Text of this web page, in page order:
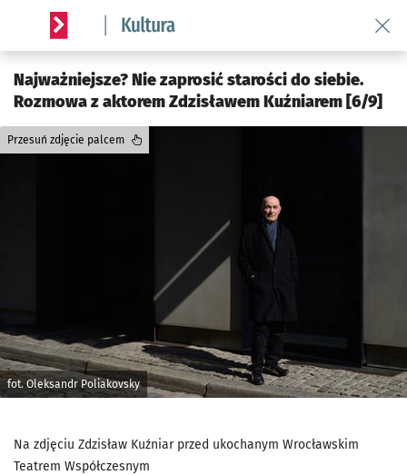
Serwis informacyjny wroclaw.pl podserwis: Kultura
Najważniejsze? Nie zaprosić starości do siebie.
Rozmowa z aktorem Zdzisławem Kuźniarem [6/9]
fot. Oleksandr Poliakovsky
Przesuń zdjęcie palcem
Na zdjęciu Zdzisław Kuźniar przed ukochanym Wrocławskim
Teatrem Współczesnym